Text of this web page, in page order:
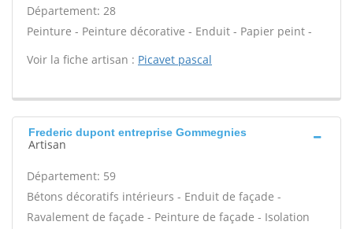
Département: 28
Peinture - Peinture décorative - Enduit - Papier peint -
Voir la fiche artisan : Picavet pascal
Frederic dupont entreprise Gommegnies
Artisan
Département: 59
Bétons décoratifs intérieurs - Enduit de façade -
Ravalement de façade - Peinture de façade - Isolation